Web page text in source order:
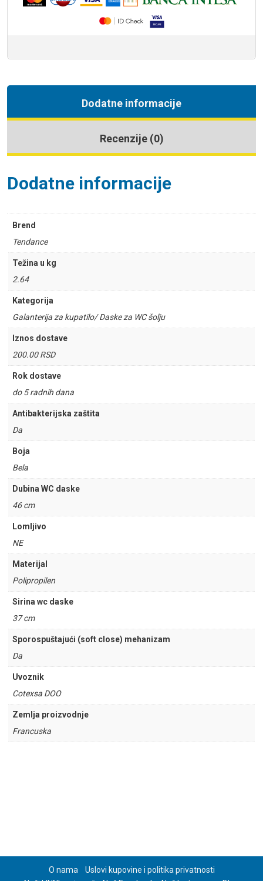
Dodatne informacije
Recenzije (0)
Dodatne informacije
Brend
Tendance
Težina u kg
2.64
Kategorija
Galanterija za kupatilo/ Daske za WC šolju
Iznos dostave
200.00 RSD
Rok dostave
do 5 radnih dana
Antibakterijska zaštita
Da
Boja
Bela
Dubina WC daske
46 cm
Lomljivo
NE
Materijal
Polipropilen
Sirina wc daske
37 cm
Sporospuštajući (soft close) mehanizam
Da
Uvoznik
Cotexsa DOO
Zemlja proizvodnje
Francuska
O nama
Uslovi kupovine i politika privatnosti